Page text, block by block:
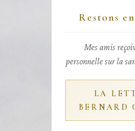
Restons
Mes amis
personnelle sur la
LA
BERNARD